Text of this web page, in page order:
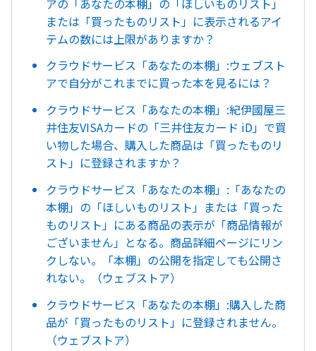
または「買ったものリスト」に表示されるアイ
テムの数には上限がありますか？
クラウドサービス「あなたの本棚」:ウェブスト
アで自分がこれまでに買った本を見るには？
クラウドサービス「あなたの本棚」:紀伊國屋三
井住友VISAカードの「三井住友カード iD」で買
い物した場合、購入した商品は「買ったものリ
スト」に登録されますか？
クラウドサービス「あなたの本棚」:「あなたの
本棚」の「ほしいものリスト」または「買った
ものリスト」にある商品の表示が「商品情報が
ございません」となる。商品詳細ページにリン
クしない。「本棚」の公開を指定しても公開さ
れない。（ウェブストア）
クラウドサービス「あなたの本棚」:購入した商
品が「買ったものリスト」に登録されません。
（ウェブストア）